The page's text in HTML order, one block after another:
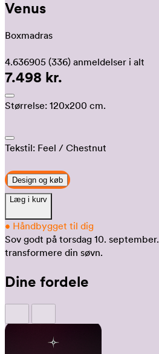
Venus
Boxmadras
4.636905 (336) anmeldelser i alt
7.498 kr.
Størrelse: 120x200 cm.
Tekstil: Feel / Chestnut
Design og køb
Læg i kurv
• Håndbygget til dig
Sov godt på torsdag 10. september.
transformere din søvn.
Dine fordele